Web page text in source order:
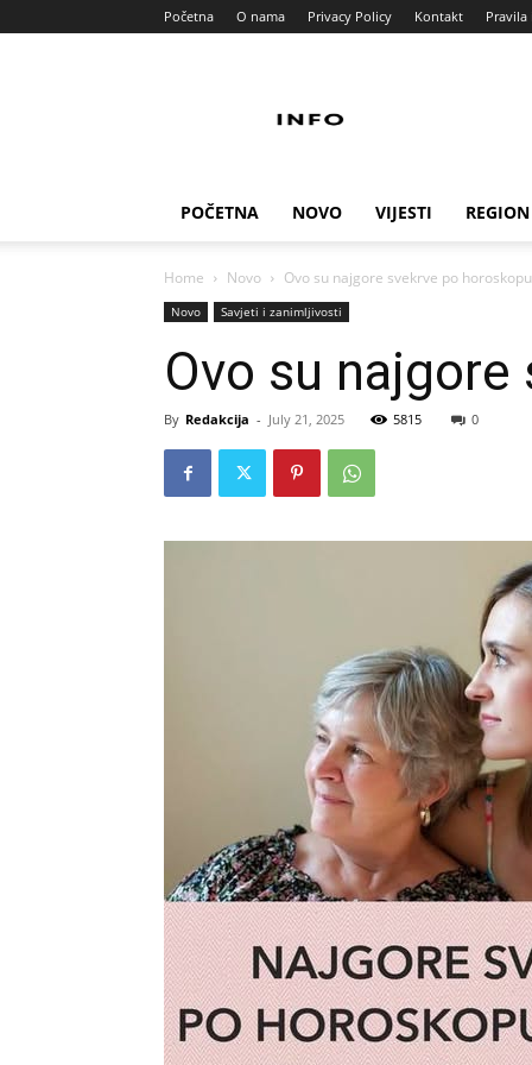
Početna O nama Privacy Policy Kontakt
POČETNA NOVO VIJESTI REGION
Home Novo Ovo su najgore svekrve po
Novo Savjeti i zanimljivosti
Ovo su
By Redakcija - July 21, 2025 5815 0